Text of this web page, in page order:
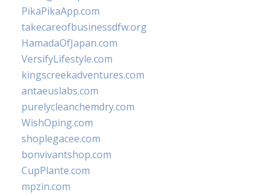
PikaPikaApp.com
takecareofbusinessdfw.org
HamadaOfJapan.com
VersifyLifestyle.com
kingscreekadventures.com
antaeuslabs.com
purelycleanchemdry.com
WishOping.com
shoplegacee.com
bonvivantshop.com
CupPlante.com
mpzin.com